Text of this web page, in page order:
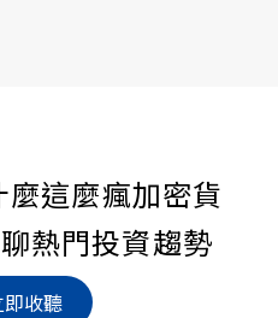
這麼瘋加密貨
熱門投資趨勢
即收聽